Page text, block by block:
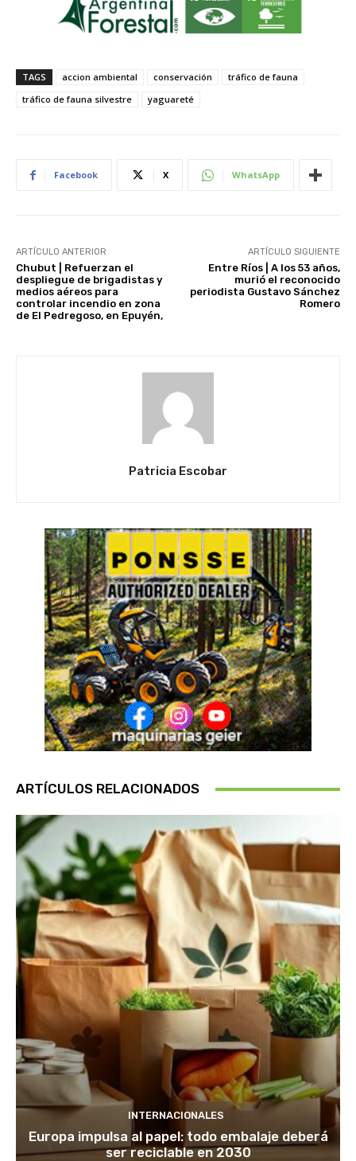
TAGS accion ambiental conservación
tráfico de fauna
tráfico de fauna silvestre
yaguareté
Facebook X WhatsApp
ARTÍCULO ANTERIOR
Chubut | Refuerzan el
despliegue de brigadistas y
medios aéreos para
controlar incendio en zona
de El Pedregoso, en Epuyén,
ARTÍCULO SIGUIENTE
Entre Ríos | A los 53 años,
murió el reconocido
periodista Gustavo Sánchez
Romero
Patricia Escobar
ARTÍCULOS RELACIONADOS
INTERNACIONALES
Europa impulsa al papel: todo embalaje deberá
ser reciclable en 2030